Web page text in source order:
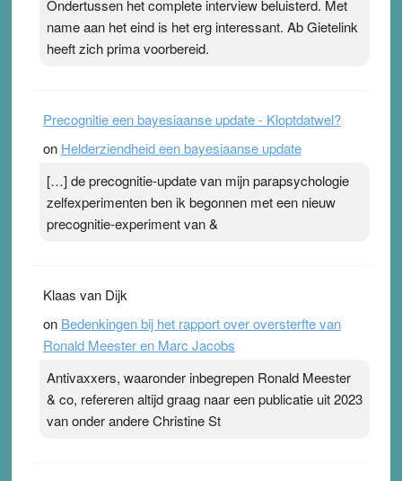
Pleisterplakkers in de topspsort ›[...]
Ondertussen het complete interview beluisterd. Met
name aan het eind is het erg interessant. Ab Gietelink
heeft zich prima voorbereid.
Precognitie een bayesiaanse update - Kloptdatwel?
on Helderziendheid een bayesiaanse update
[…] de precognitie-update van mijn parapsychologie
zelfexperimenten ben ik begonnen met een nieuw
precognitie-experiment van &
Klaas van Dijk
on Bedenkingen bij het rapport over oversterfte van
Ronald Meester en Marc Jacobs
Antivaxxers, waaronder inbegrepen Ronald Meester
& co, refereren altijd graag naar een publicatie uit 2023
van onder andere Christine St